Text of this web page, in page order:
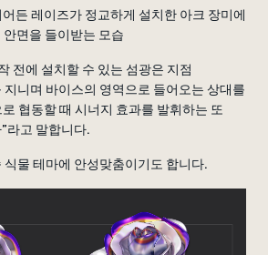
든 레이즈가 정교하게 설치한 아크 장미에
안면을 들이받는 모습
전에 설치할 수 있는 섬광은 지점
지니며 바이스의 영역으로 들어오는 상대를
협동할 때 시너지 효과를 발휘하는 또
라고 말합니다.
식물 테마에 안성맞춤이기도 합니다.